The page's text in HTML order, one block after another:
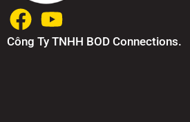
Công Ty TNHH BOD Connections.